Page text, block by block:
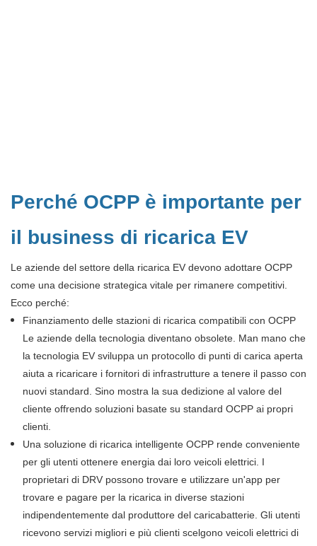
Perché OCPP è importante per
il business di ricarica EV
Le aziende del settore della ricarica EV devono adottare OCPP
come una decisione strategica vitale per rimanere competitivi.
Ecco perché:
Finanziamento delle stazioni di ricarica compatibili con OCPP
Le aziende della tecnologia diventano obsolete. Man mano che
la tecnologia EV sviluppa un protocollo di punti di carica aperta
aiuta a ricaricare i fornitori di infrastrutture a tenere il passo con
nuovi standard. Sino mostra la sua dedizione al valore del
cliente offrendo soluzioni basate su standard OCPP ai propri
clienti.
Una soluzione di ricarica intelligente OCPP rende conveniente
per gli utenti ottenere energia dai loro veicoli elettrici. I
proprietari di DRV possono trovare e utilizzare un'app per
trovare e pagare per la ricarica in diverse stazioni
indipendentemente dal produttore del caricabatterie. Gli utenti
ricevono servizi migliori e più clienti scelgono veicoli elettrici di